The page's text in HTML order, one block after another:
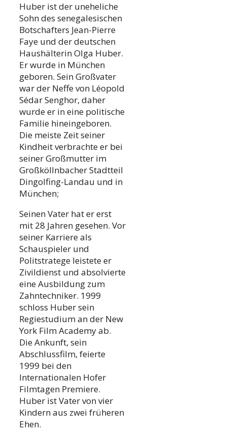
Huber ist der uneheliche
Sohn des senegalesischen
Botschafters Jean-Pierre
Faye und der deutschen
Haushälterin Olga Huber.
Er wurde in München
geboren. Sein Großvater
war der Neffe von Léopold
Sédar Senghor, daher
wurde er in eine politische
Familie hineingeboren.
Die meiste Zeit seiner
Kindheit verbrachte er bei
seiner Großmutter im
Großköllnbacher Stadtteil
Dingolfing-Landau und in
München;
Seinen Vater hat er erst
mit 28 Jahren gesehen. Vor
seiner Karriere als
Schauspieler und
Politstratege leistete er
Zivildienst und absolvierte
eine Ausbildung zum
Zahntechniker. 1999
schloss Huber sein
Regiestudium an der New
York Film Academy ab.
Die Ankunft, sein
Abschlussfilm, feierte
1999 bei den
Internationalen Hofer
Filmtagen Premiere.
Huber ist Vater von vier
Kindern aus zwei früheren
Ehen.